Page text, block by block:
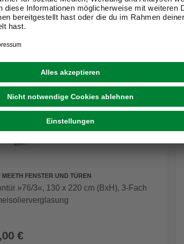
MEETH FENSTER UND TÜREN
»76/3«, 130 x 220 cm (BxH), 3-Fach
€